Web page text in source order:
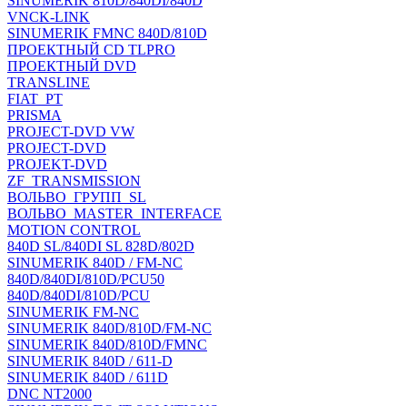
VNCK-LINK
SINUMERIK FMNC 840D/810D
ПРОЕКТНЫЙ CD TLPRO
ПРОЕКТНЫЙ DVD
TRANSLINE
FIAT_PT
PRISMA
PROJECT-DVD VW
PROJECT-DVD
PROJEKT-DVD
ZF_TRANSMISSION
ВОЛЬВО_ГРУПП_SL
ВОЛЬВО_MASTER_INTERFACE
MOTION CONTROL
840D SL/840DI SL 828D/802D
SINUMERIK 840D / FM-NC
840D/840DI/810D/PCU50
840D/840DI/810D/PCU
SINUMERIK FM-NC
SINUMERIK 840D/810D/FM-NC
SINUMERIK 840D/810D/FMNC
SINUMERIK 840D / 611-D
SINUMERIK 840D / 611D
DNC NT2000